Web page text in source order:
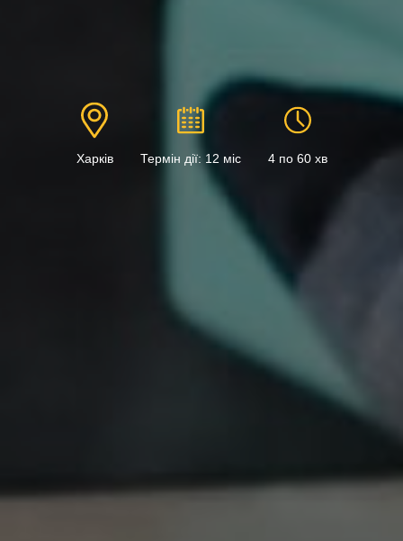
Харків Термін дії: 12 міс 4 по 60 хв